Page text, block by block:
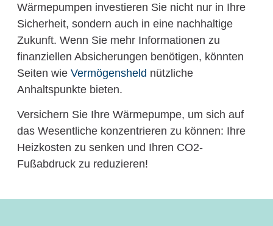
Wärmepumpen investieren Sie nicht nur in Ihre
Sicherheit, sondern auch in eine nachhaltige
Zukunft. Wenn Sie mehr Informationen zu
finanziellen Absicherungen benötigen, könnten
Seiten wie Vermögensheld nützliche
Anhaltspunkte bieten.
Versichern Sie Ihre Wärmepumpe, um sich auf
das Wesentliche konzentrieren zu können: Ihre
Heizkosten zu senken und Ihren CO2-
Fußabdruck zu reduzieren!